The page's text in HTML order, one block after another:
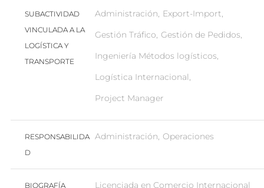
SUBACTIVIDAD
VINCULADA A LA
LOGÍSTICA Y
TRANSPORTE
Administración Export-Import
Gestión Tráfico Gestión de Pedidos
Ingeniería Métodos logísticos
Logística Internacional
Project Manager
RESPONSABILIDA
D
Administración Operaciones
BIOGRAFÍA
Licenciada en Comercio Internacional